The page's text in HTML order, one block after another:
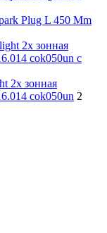
Plug L 450 Mm
2х зонная
cok050un 2